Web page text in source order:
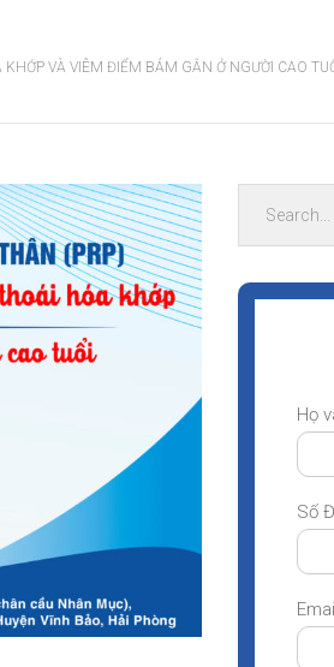
VÀ VIÊM ĐIỂM BÁM GÂN Ở NGƯỜI CAO
Họ
Số
Email